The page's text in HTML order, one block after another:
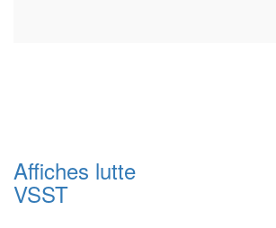
Affiches lutte
VSST